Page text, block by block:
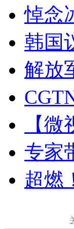
悼念
韩国
解放
【
专家
超燃